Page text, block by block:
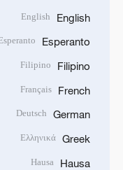
English
English
Esperanto
Filipino
Filipino
French
Français
German
Deutsch
Greek
Ελληνικά
Hausa
Hausa